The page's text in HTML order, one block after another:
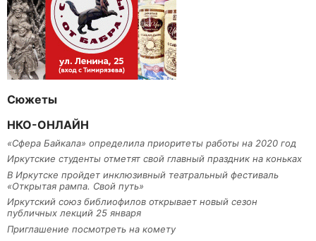
Сюжеты
НКО-ОНЛАЙН
«Сфера Байкала» определила приоритеты работы на 2020 год
Иркутские студенты отметят свой главный праздник на коньках
В Иркутске пройдет инклюзивный театральный фестиваль
«Открытая рампа. Свой путь»
Иркутский союз библиофилов открывает новый сезон
публичных лекций 25 января
Приглашение посмотреть на комету